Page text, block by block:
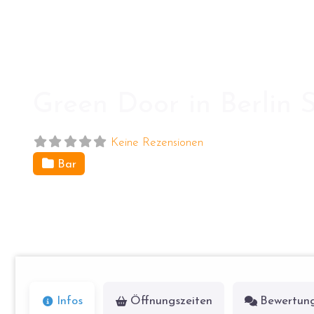
Keine Rezensionen
Bar
Infos Öffnungszeiten